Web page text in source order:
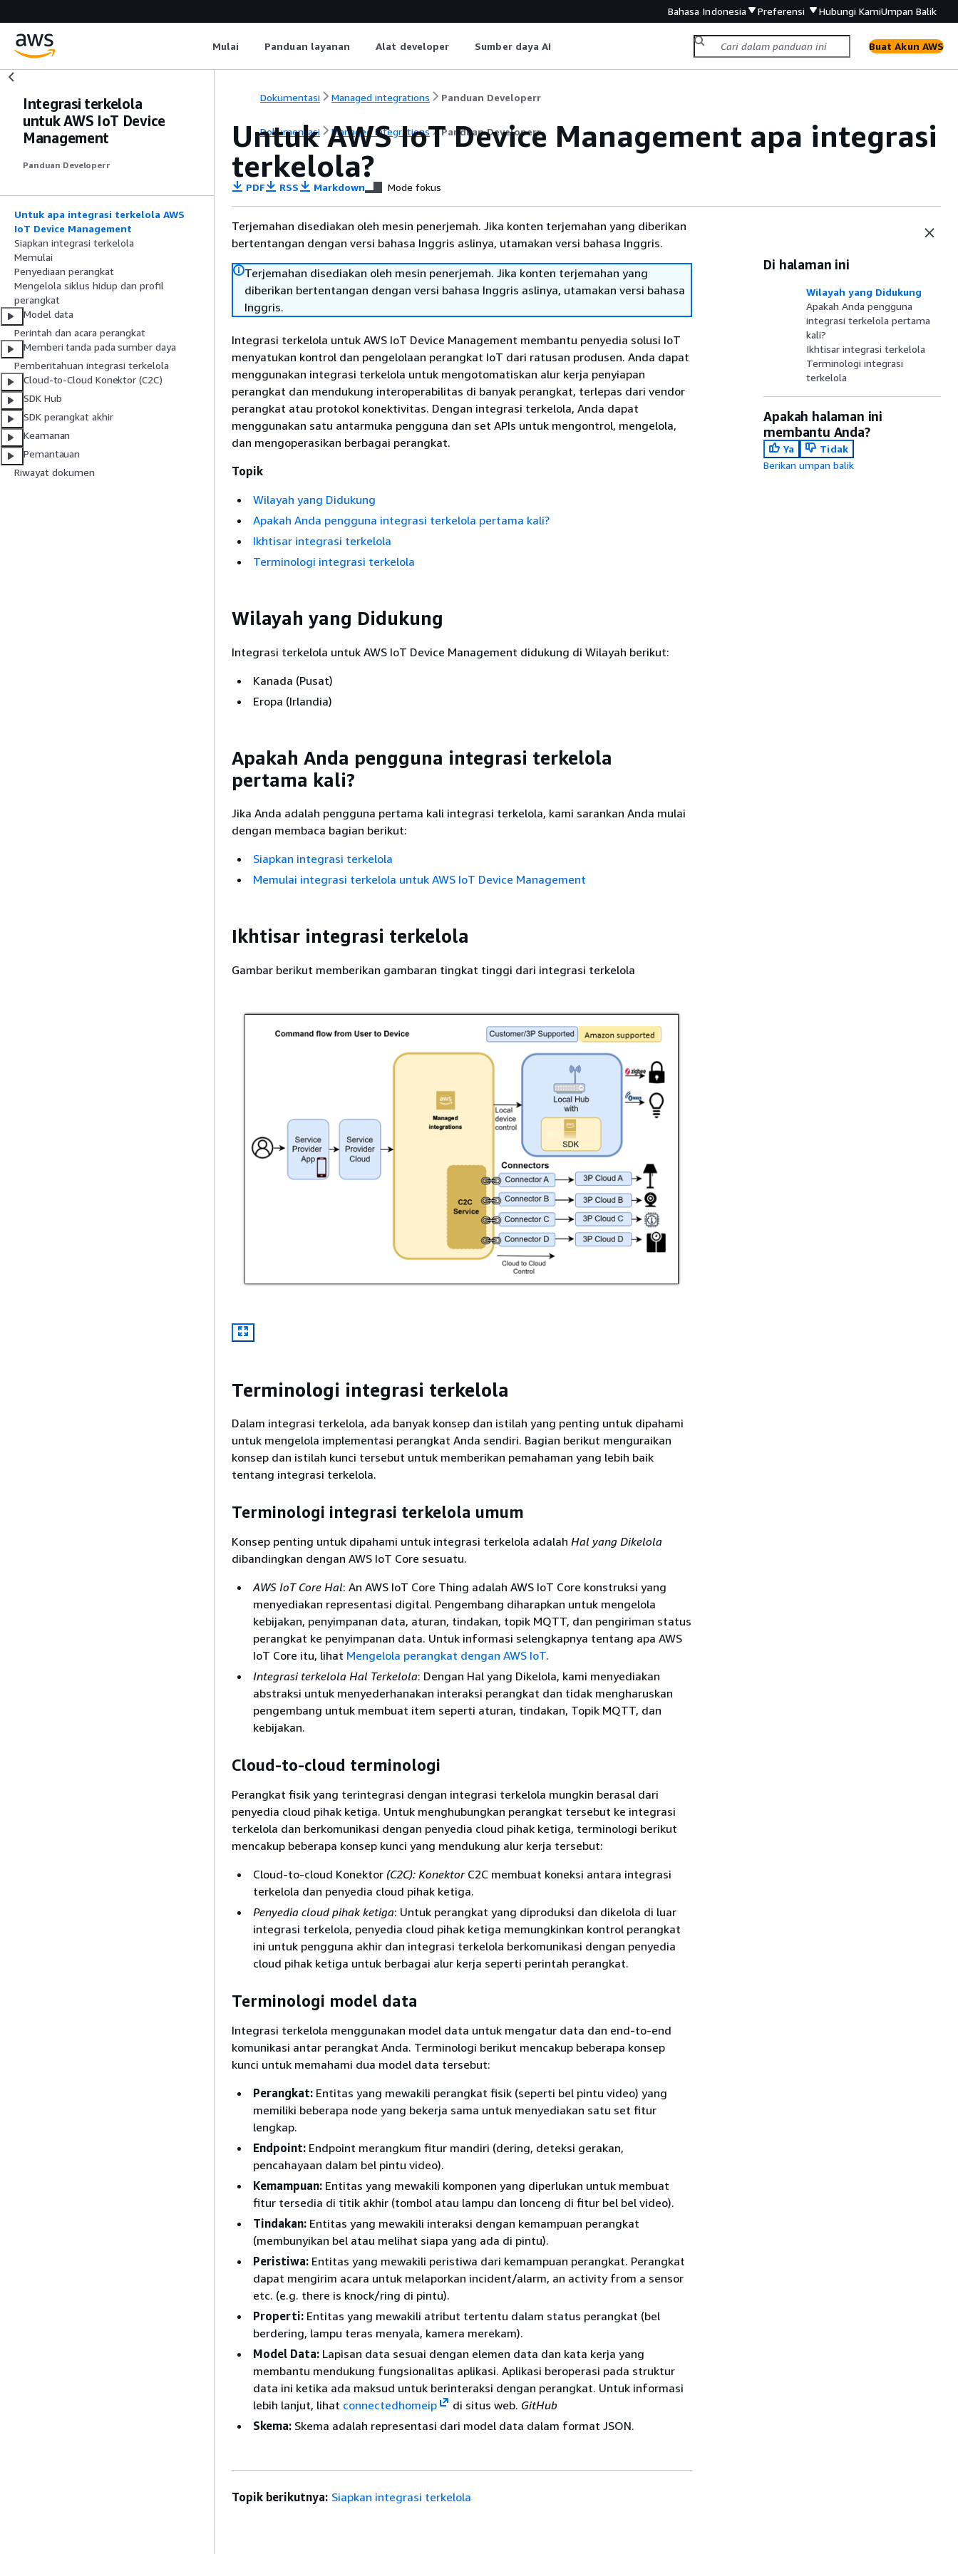
Bahasa Indonesia Preferensi Hubungi KamiUmpan Balik
Mulai Panduan layanan Alat developer Sumber daya AI Buat Akun AWS
Integrasi terkelola
untuk AWS IoT Device
Management
Panduan Developerr
Untuk apa integrasi terkelola AWS
IoT Device Management
Siapkan integrasi terkelola
Memulai
Penyediaan perangkat
Mengelola siklus hidup dan profil
perangkat
Model data
Perintah dan acara perangkat
Memberi tanda pada sumber daya
Pemberitahuan integrasi terkelola
Cloud-to-Cloud Konektor (C2C)
SDK Hub
SDK perangkat akhir
Keamanan
Pemantauan
Riwayat dokumen
Dokumentasi Managed integrations Panduan Developerr
Dokumentasi Managed integrations Panduan Developerr
Untuk AWS IoT Device Management apa integrasi
terkelola?
PDF RSS Markdown Mode fokus
Terjemahan disediakan oleh mesin penerjemah. Jika konten terjemahan yang diberikan
bertentangan dengan versi bahasa Inggris aslinya, utamakan versi bahasa Inggris.
Terjemahan disediakan oleh mesin penerjemah. Jika konten terjemahan yang
diberikan bertentangan dengan versi bahasa Inggris aslinya, utamakan versi bahasa
Inggris.
Integrasi terkelola untuk AWS IoT Device Management membantu penyedia solusi IoT
menyatukan kontrol dan pengelolaan perangkat IoT dari ratusan produsen. Anda dapat
menggunakan integrasi terkelola untuk mengotomatiskan alur kerja penyiapan
perangkat dan mendukung interoperabilitas di banyak perangkat, terlepas dari vendor
perangkat atau protokol konektivitas. Dengan integrasi terkelola, Anda dapat
menggunakan satu antarmuka pengguna dan set APIs untuk mengontrol, mengelola,
dan mengoperasikan berbagai perangkat.
Topik
Wilayah yang Didukung
Apakah Anda pengguna integrasi terkelola pertama kali?
Ikhtisar integrasi terkelola
Terminologi integrasi terkelola
Wilayah yang Didukung
Integrasi terkelola untuk AWS IoT Device Management didukung di Wilayah berikut:
Kanada (Pusat)
Eropa (Irlandia)
Apakah Anda pengguna integrasi terkelola
pertama kali?
Jika Anda adalah pengguna pertama kali integrasi terkelola, kami sarankan Anda mulai
dengan membaca bagian berikut:
Siapkan integrasi terkelola
Memulai integrasi terkelola untuk AWS IoT Device Management
Ikhtisar integrasi terkelola
Gambar berikut memberikan gambaran tingkat tinggi dari integrasi terkelola
Terminologi integrasi terkelola
Dalam integrasi terkelola, ada banyak konsep dan istilah yang penting untuk dipahami
untuk mengelola implementasi perangkat Anda sendiri. Bagian berikut menguraikan
konsep dan istilah kunci tersebut untuk memberikan pemahaman yang lebih baik
tentang integrasi terkelola.
Terminologi integrasi terkelola umum
Konsep penting untuk dipahami untuk integrasi terkelola adalah Hal yang Dikelola
dibandingkan dengan AWS IoT Core sesuatu.
AWS IoT Core Hal: An AWS IoT Core Thing adalah AWS IoT Core konstruksi yang
menyediakan representasi digital. Pengembang diharapkan untuk mengelola
kebijakan, penyimpanan data, aturan, tindakan, topik MQTT, dan pengiriman status
perangkat ke penyimpanan data. Untuk informasi selengkapnya tentang apa AWS
IoT Core itu, lihat Mengelola perangkat dengan AWS IoT.
Integrasi terkelola Hal Terkelola: Dengan Hal yang Dikelola, kami menyediakan
abstraksi untuk menyederhanakan interaksi perangkat dan tidak mengharuskan
pengembang untuk membuat item seperti aturan, tindakan, Topik MQTT, dan
kebijakan.
Cloud-to-cloud terminologi
Perangkat fisik yang terintegrasi dengan integrasi terkelola mungkin berasal dari
penyedia cloud pihak ketiga. Untuk menghubungkan perangkat tersebut ke integrasi
terkelola dan berkomunikasi dengan penyedia cloud pihak ketiga, terminologi berikut
mencakup beberapa konsep kunci yang mendukung alur kerja tersebut:
Cloud-to-cloud Konektor (C2C): KonektorC2C membuat koneksi antara integrasi
terkelola dan penyedia cloud pihak ketiga.
Penyedia cloud pihak ketiga: Untuk perangkat yang diproduksi dan dikelola di luar
integrasi terkelola, penyedia cloud pihak ketiga memungkinkan kontrol perangkat
ini untuk pengguna akhir dan integrasi terkelola berkomunikasi dengan penyedia
cloud pihak ketiga untuk berbagai alur kerja seperti perintah perangkat.
Terminologi model data
Integrasi terkelola menggunakan model data untuk mengatur data dan end-to-end
komunikasi antar perangkat Anda. Terminologi berikut mencakup beberapa konsep
kunci untuk memahami dua model data tersebut:
Perangkat: Entitas yang mewakili perangkat fisik (seperti bel pintu video) yang
memiliki beberapa node yang bekerja sama untuk menyediakan satu set fitur
lengkap.
Endpoint: Endpoint merangkum fitur mandiri (dering, deteksi gerakan,
pencahayaan dalam bel pintu video).
Kemampuan: Entitas yang mewakili komponen yang diperlukan untuk membuat
fitur tersedia di titik akhir (tombol atau lampu dan lonceng di fitur bel bel video).
Tindakan: Entitas yang mewakili interaksi dengan kemampuan perangkat
(membunyikan bel atau melihat siapa yang ada di pintu).
Peristiwa: Entitas yang mewakili peristiwa dari kemampuan perangkat. Perangkat
dapat mengirim acara untuk melaporkan incident/alarm, an activity from a sensor
etc. (e.g. there is knock/ring di pintu).
Properti: Entitas yang mewakili atribut tertentu dalam status perangkat (bel
berdering, lampu teras menyala, kamera merekam).
Model Data: Lapisan data sesuai dengan elemen data dan kata kerja yang
membantu mendukung fungsionalitas aplikasi. Aplikasi beroperasi pada struktur
data ini ketika ada maksud untuk berinteraksi dengan perangkat. Untuk informasi
lebih lanjut, lihat connectedhomeip di situs web. GitHub
Skema: Skema adalah representasi dari model data dalam format JSON.
Di halaman ini
Wilayah yang Didukung
Apakah Anda pengguna
integrasi terkelola pertama
kali?
Ikhtisar integrasi terkelola
Terminologi integrasi
terkelola
Apakah halaman ini
membantu Anda?
Ya
Tidak
Berikan umpan balik
Topik berikutnya: Siapkan integrasi terkelola